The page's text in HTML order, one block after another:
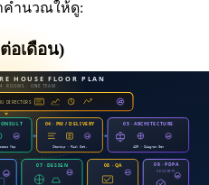
คำนวณให้ดู:
อเดือน)
ต้นทุน
ชม. x 2
Developer hours
x 2
Developer hours